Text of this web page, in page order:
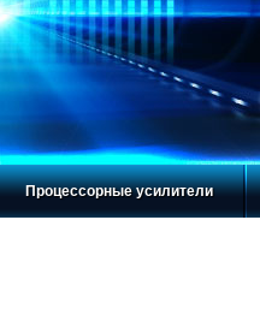
Процессорные усилители